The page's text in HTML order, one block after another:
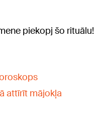
piekopj šo rituālu!
attīrīt mājokļa